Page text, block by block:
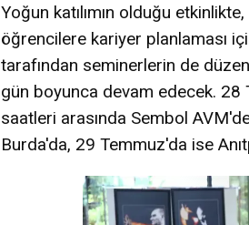
Yoğun katılımın olduğu
öğrencilere kariyer planlaması
tarafından seminerlerin de
gün boyunca devam edecek.
saatleri arasında Sembol
Burda'da, 29 Temmuz'da ise